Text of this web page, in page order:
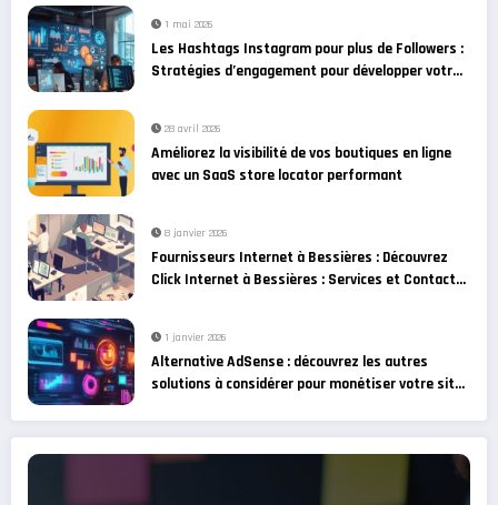
1 mai 2026
Les Hashtags Instagram pour plus de Followers :
Stratégies d’engagement pour développer votre
28 avril 2026
Améliorez la visibilité de vos boutiques en ligne
avec un SaaS store locator performant
8 janvier 2026
Fournisseurs Internet à Bessières : Découvrez
Click Internet à Bessières : Services et Contact
1 janvier 2026
Alternative AdSense : découvrez les autres
solutions à considérer pour monétiser votre site